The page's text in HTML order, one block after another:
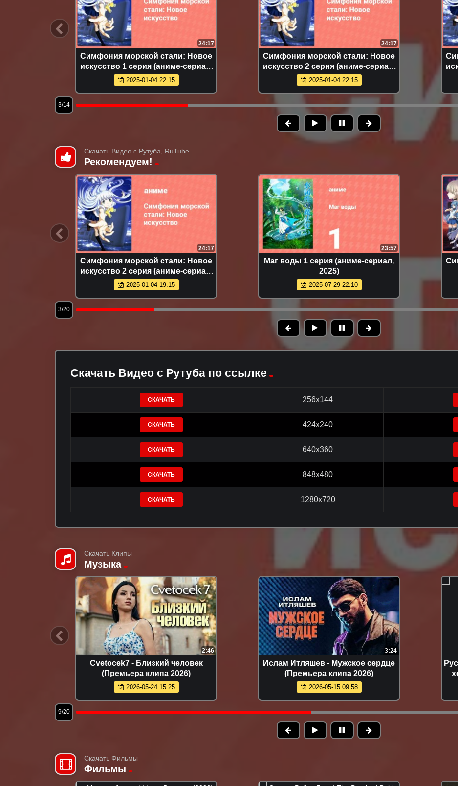
24:17
Симфония морской стали: Новое
искусство 1 серия (аниме-сериал,
2013)
2025-01-04 22:15
24:17
Симфония морской стали: Новое
искусство 2 серия (аниме-сериал,
2013)
2025-01-04 22:15
3/14
Скачать Видео с Рутуба, RuTube
Рекомендуем!
24:17
Симфония морской стали: Новое
искусство 2 серия (аниме-сериал,
2013)
2025-01-04 19:15
23:57
Маг воды 1 серия (аниме-сериал,
2025)
2025-07-29 22:10
3/20
Скачать Видео с Рутуба по ссылке
СКАЧАТЬ 256x144
СКАЧАТЬ 424x240
СКАЧАТЬ 640x360
СКАЧАТЬ 848x480
СКАЧАТЬ 1280x720
Скачать Клипы
Музыка
2:46
Cvetocek7 - Близкий человек
(Премьера клипа 2026)
Ислам Итляшев - Мужское сердце
(Премьера клипа 2026)
Рустам Нахушев - Жизнь
хороша (Премьера
12/20
Скачать Фильмы
Фильмы